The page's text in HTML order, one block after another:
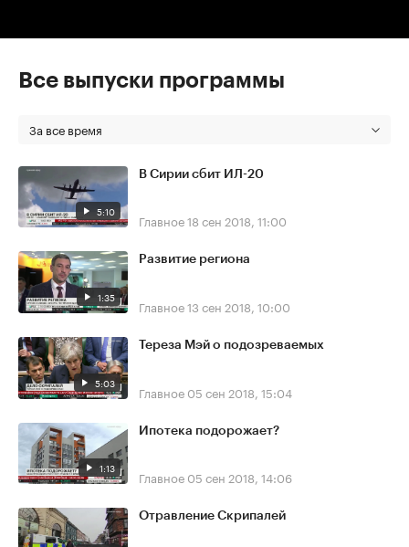
Все выпуски программы
За все время
5:10
В Сирии сбит ИЛ-20
Главное18 сен 2018, 11:00
1:35
Развитие региона
Главное13 сен 2018, 10:00
5:03
Тереза Мэй о подозреваемых
Главное 05 сен 2018, 15:04
1:13
Ипотека подорожает?
Главное 05 сен 2018, 14:06
Отравление Скрипалей